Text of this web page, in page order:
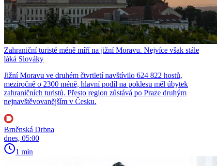
Zahraniční turisté méně míří na jižní Moravu. Nejvíce však stále
láká Slováky
Jižní Moravu ve druhém čtvrtletí navštívilo 624 822 hostů,
meziročně o 2300 méně, hlavní podíl na poklesu měl úbytek
zahraničních turistů. Přesto region zůstává po Praze druhým
nejnavštěvovanějším v Česku.
Brněnská Drbna
dnes, 05:00
1 min